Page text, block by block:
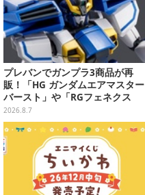
プレバンでガンプラ3商品が再
販！「HG ガンダムエアマスター
バースト」や「RGフェネクス
（ナラティブVer.）」も
2026.8.7